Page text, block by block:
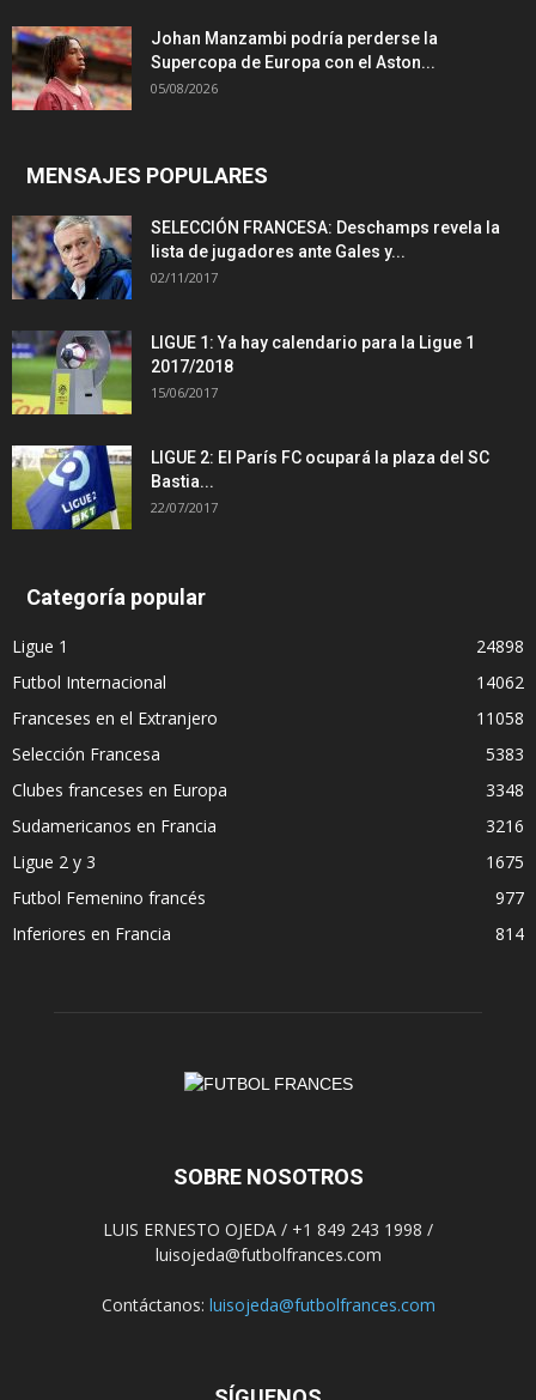
Johan Manzambi podría perderse la
Supercopa de Europa con el Aston...
05/08/2026
MENSAJES POPULARES
SELECCIÓN FRANCESA: Deschamps revela la
lista de jugadores ante Gales y...
02/11/2017
LIGUE 1: Ya hay calendario para la Ligue 1
2017/2018
15/06/2017
LIGUE 2: El París FC ocupará la plaza del SC
Bastia...
22/07/2017
Categoría popular
Ligue 1
24898
Futbol Internacional
14062
Franceses en el Extranjero
11058
Selección Francesa
5383
Clubes franceses en Europa
3348
Sudamericanos en Francia
3216
Ligue 2 y 3
1675
Futbol Femenino francés
977
Inferiores en Francia
814
SOBRE NOSOTROS
LUIS ERNESTO OJEDA / +1 849 243 1998 /
luisojeda@futbolfrances.com
Contáctanos: luisojeda@futbolfrances.com